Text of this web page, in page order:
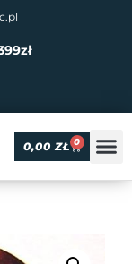
0,00 ZŁ 0